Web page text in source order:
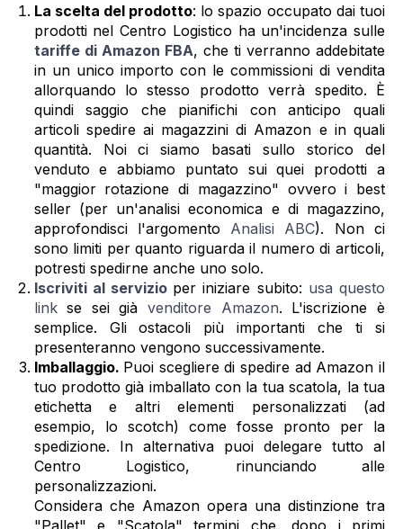
La scelta del prodotto: lo spazio occupato dai tuoi
prodotti nel Centro Logistico ha un'incidenza sulle
tariffe di Amazon FBA, che ti verranno addebitate
in un unico importo con le commissioni di vendita
allorquando lo stesso prodotto verrà spedito. È
quindi saggio che pianifichi con anticipo quali
articoli spedire ai magazzini di Amazon e in quali
quantità. Noi ci siamo basati sullo storico del
venduto e abbiamo puntato sui quei prodotti a
"maggior rotazione di magazzino" ovvero i best
seller (per un'analisi economica e di magazzino,
approfondisci l'argomento Analisi ABC). Non ci
sono limiti per quanto riguarda il numero di articoli,
potresti spedirne anche uno solo.
Iscriviti al servizio per iniziare subito: usa questo
linkse sei giàvenditore Amazon. L'iscrizione è
semplice. Gli ostacoli più importanti che ti si
presenteranno vengono successivamente.
Imballaggio. Puoi scegliere di spedire ad Amazon il
tuo prodotto già imballato con la tua scatola, la tua
etichetta e altri elementi personalizzati (ad
esempio, lo scotch) come fosse pronto per la
spedizione. In alternativa puoi delegare tutto al
Centro Logistico, rinunciando alle
personalizzazioni.
Considera che Amazon opera una distinzione tra
"Pallet" e "Scatola" termini che, dopo i primi